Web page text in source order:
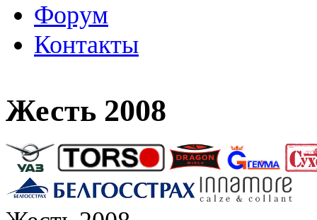
Форум
Контакты
Жесть 2008